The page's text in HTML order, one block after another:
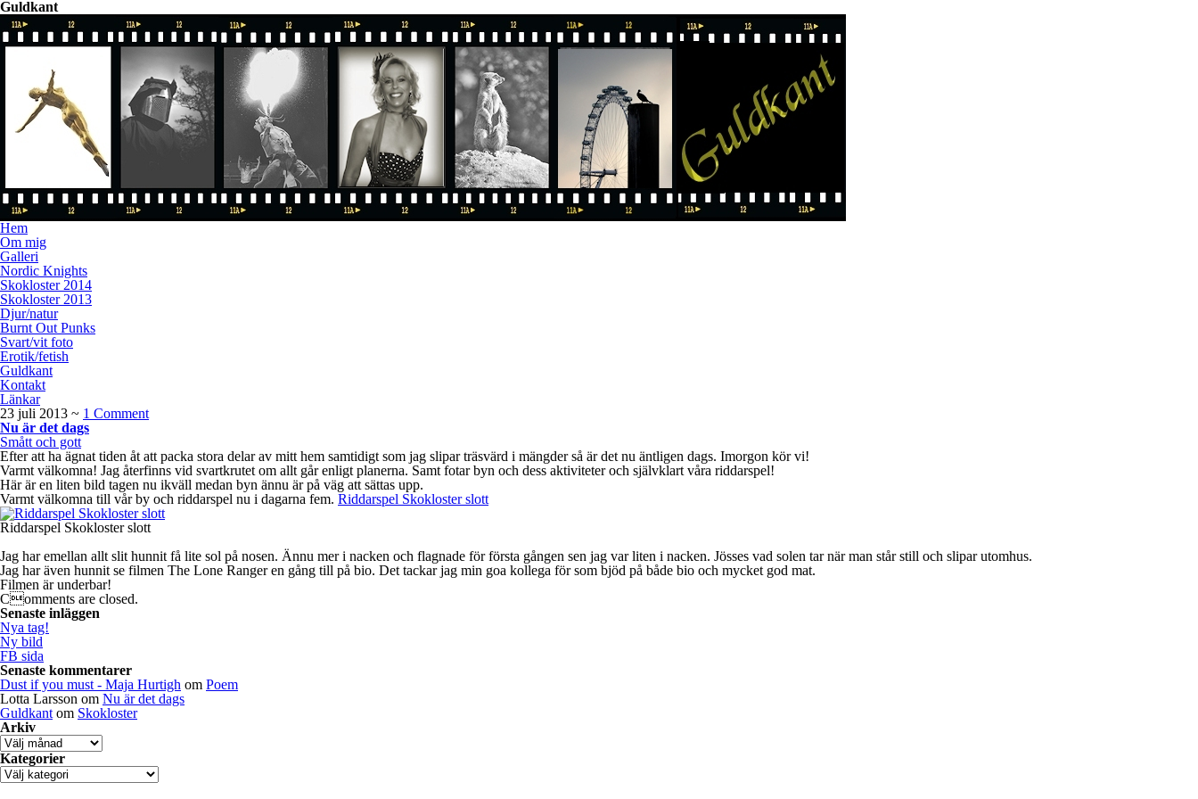
Guldkant
Hem
Om mig
Galleri
Nordic Knights
Skokloster 2014
Skokloster 2013
Djur/natur
Burnt Out Punks
Svart/vit foto
Erotik/fetish
Guldkant
Kontakt
Länkar
23 juli 2013 ~ 1 Comment
Nu är det dags
Smått och gott
Efter att ha ägnat tiden åt att packa stora delar av mitt hem samtidigt som jag slipar träsvärd i mängder så är det nu äntligen dags. Imorgon kör vi!
Varmt välkomna! Jag återfinns vid svartkrutet om allt går enligt planerna. Samt fotar byn och dess aktiviteter och självklart våra riddarspel!
Här är en liten bild tagen nu ikväll medan byn ännu är på väg att sättas upp.
Varmt välkomna till vår by och riddarspel nu i dagarna fem. Riddarspel Skokloster slott
Riddarspel Skokloster slott
Jag har emellan allt slit hunnit få lite sol på nosen. Ännu mer i nacken och flagnade för första gången sen jag var liten i nacken. Jösses vad solen tar när man står still och slipar utomhus.
Jag har även hunnit se filmen The Lone Ranger en gång till på bio. Det tackar jag min goa kollega för som bjöd på både bio och mycket god mat.
Filmen är underbar!
Comments are closed.
Senaste inläggen
Nya tag!
Ny bild
FB sida
Senaste kommentarer
Dust if you must - Maja Hurtigh om Poem
Lotta Larsson om Nu är det dags
Guldkant om Skokloster
Arkiv
Arkiv
Kategorier
Kategorier